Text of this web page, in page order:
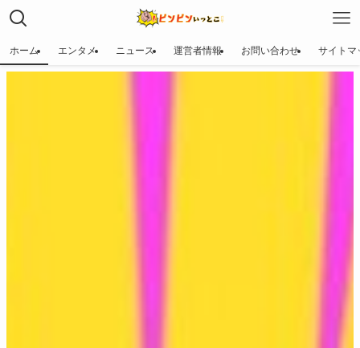
ホーム エンタメ ニュース 運営者情報 お問い合わせ サイトマ